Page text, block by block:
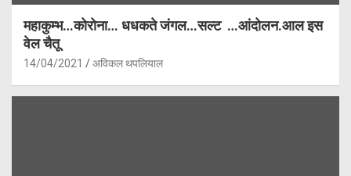
महाकुम्भ…कोरोना… धधकते जंगल…सल्ट …आंदोलन.आल इस
वेल चैतू
14/04/2021 अविकल थपलियाल